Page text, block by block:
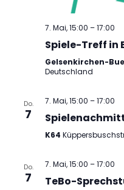
7. Mai, 15:00 –17:00
Spiele-Treff in
Gelsenkirchen-
Deutschland
Do.
7
7. Mai, 15:00 –17:00
K64
Do.
7
7. Mai, 15:00 –17:00
TeBo-